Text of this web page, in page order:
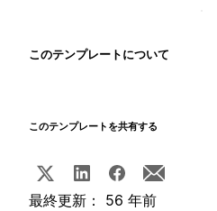
このテンプレートについて
このテンプレートを共有する
最終更新： 56 年前